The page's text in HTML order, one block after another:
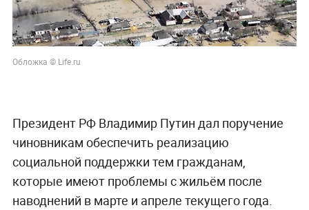
Обложка © Life.ru
Президент РФ Владимир Путин дал поручение
чиновникам обеспечить реализацию
социальной поддержки тем гражданам,
которые имеют проблемы с жильём после
наводнений в марте и апреле текущего года.